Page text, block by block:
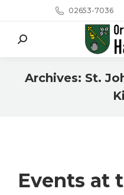
02653-7036
Search:
Archives: St.
Events at